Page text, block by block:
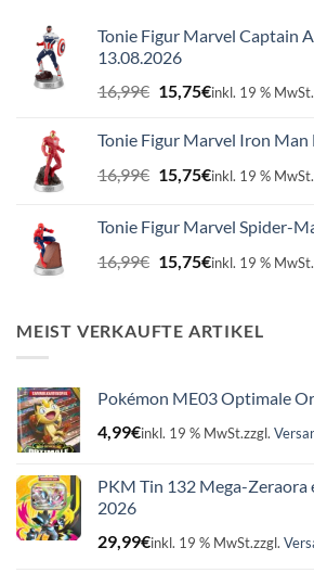
Tonie Figur Marvel Captain
13.08.2026
16,99€ Ursprünglicher
Preis
16,99€
15,75€Aktueller
15,75€.
inkl. 19 % MwSt.
Tonie Figur Marvel Iron Man
16,99€ Ursprünglicher
Preis
16,99€
15,75€Aktueller
15,75€.
inkl. 19 % MwSt.
Tonie Figur Marvel Spider-
16,99€ Ursprünglicher
Preis
16,99€
15,75€Aktueller
15,75€.
inkl. 19 % MwSt.
MEIST VERKAUFTE ARTIKEL
Pokémon ME03 Optimale
4,99€inkl. 19 % MwSt.zzgl.
PKM Tin 132 Mega-Zeraora
2026
29,99€inkl. 19 % MwSt.zzgl.